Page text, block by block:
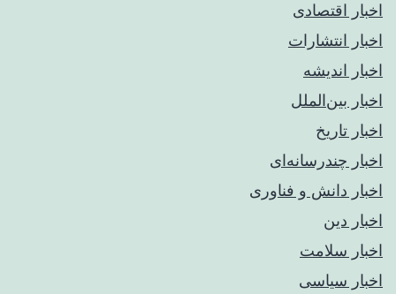
اخبار اقتصادی
اخبار انتشارات
اخبار اندیشه
اخبار بین‌الملل
اخبار تاریخ
اخبار چندرسانه‌ای
اخبار دانش و فناوری
اخبار دین
اخبار سلامت
اخبار سیاسی